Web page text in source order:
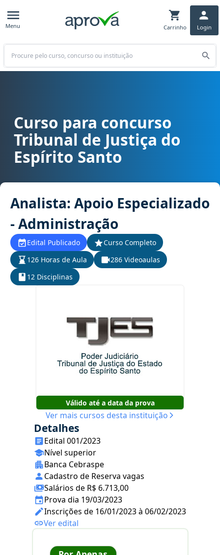
Menu Carrinho Login
Buscar
Curso para concurso TJ ES - Tribunal de Justiça do Espírito Santo
Curso para concurso
Tribunal de Justiça do
Espírito Santo
Analista: Apoio Especializado
- Administração
Edital Publicado
Curso Completo
126 Horas de Aula
286 Videoaulas
12 Disciplinas
Válido até a data da prova
Ver mais cursos desta instituição
Detalhes
Edital 001/2023
Nível superior
Banca Cebraspe
Cadastro de Reserva vagas
Salários de R$ 6.713,00
Prova dia 19/03/2023
Inscrições de 16/01/2023 à 06/02/2023
Ver edital